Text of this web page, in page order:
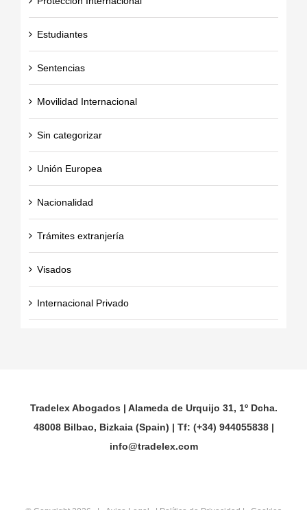
Estudiantes
Sentencias
Movilidad Internacional
Sin categorizar
Unión Europea
Nacionalidad
Trámites extranjería
Visados
Internacional Privado
Tradelex Abogados | Alameda de Urquijo 31, 1º Dcha.
48008 Bilbao, Bizkaia (Spain) | Tf: (+34) 944055838 |
info@tradelex.com